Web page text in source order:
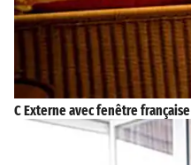
C Externe avec fenêtre française